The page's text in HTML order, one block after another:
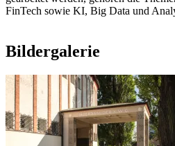
FinTech sowie KI, Big Data und
Bildergalerie